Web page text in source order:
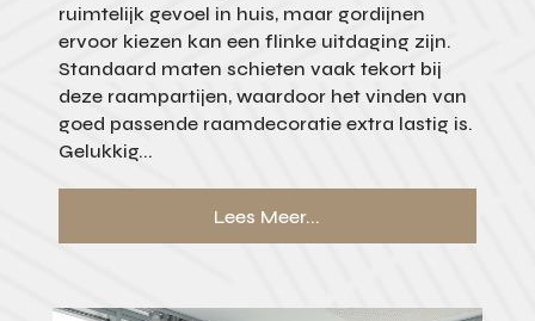
ruimtelijk gevoel in huis, maar gordijnen
ervoor kiezen kan een flinke uitdaging zijn.
Standaard maten schieten vaak tekort bij
deze raampartijen, waardoor het vinden van
goed passende raamdecoratie extra lastig is.
Gelukkig...
Lees Meer...